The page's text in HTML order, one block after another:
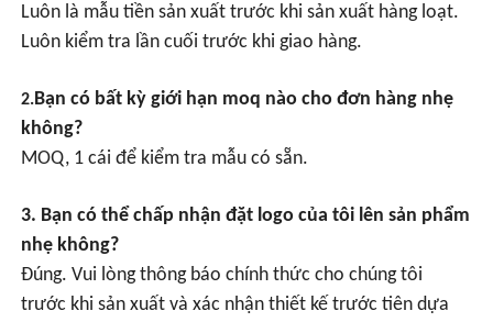
phích cắm và ổ cắm chống cháy nổ
Luôn là mẫu tiền sản xuất trước khi sản xuất hàng loạt.
Luôn kiểm tra lần cuối trước khi giao hàng.
2.Bạn có bất kỳ giới hạn moq nào cho đơn hàng nhẹ
không?
MOQ, 1 cái để kiểm tra mẫu có sẵn.
3. Bạn có thể chấp nhận đặt logo của tôi lên sản phẩm
nhẹ không?
Đúng. Vui lòng thông báo chính thức cho chúng tôi
trước khi sản xuất và xác nhận thiết kế trước tiên dựa